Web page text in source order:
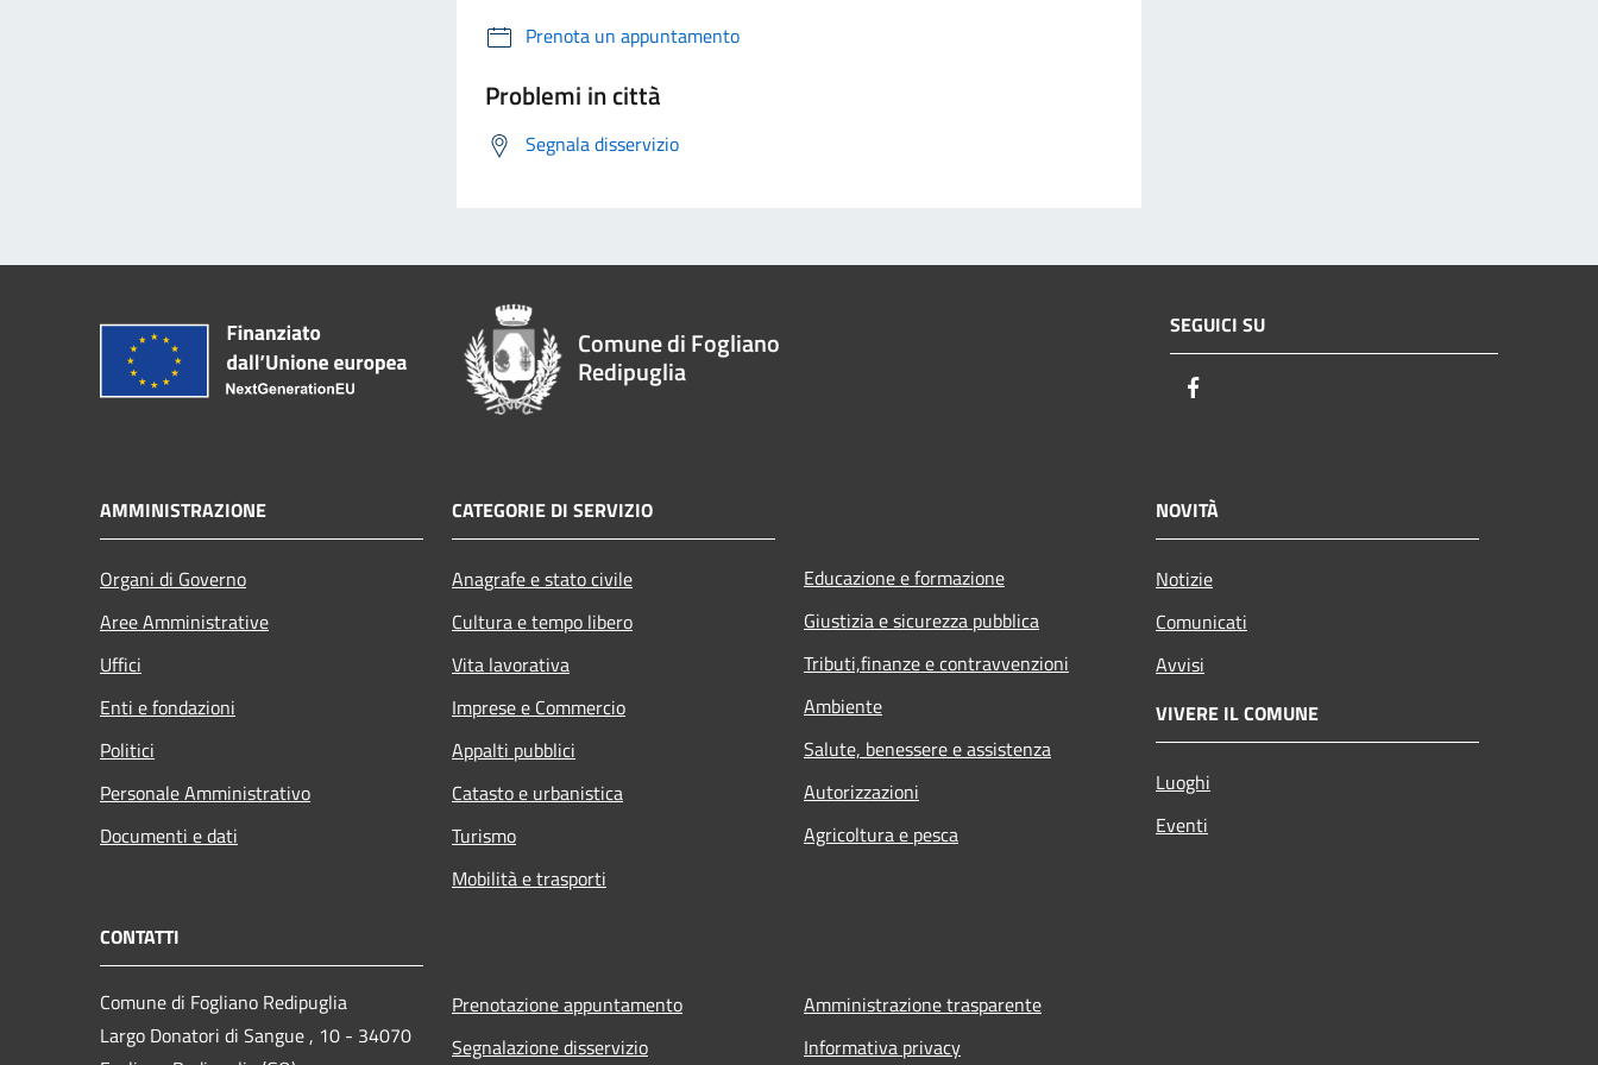
Prenota un appuntamento
Problemi in città
Segnala disservizio
Comune di Fogliano
Redipuglia
SEGUICI SU
AMMINISTRAZIONE
Organi di Governo
Aree Amministrative
Uffici
Enti e fondazioni
Politici
Personale Amministrativo
Documenti e dati
CATEGORIE DI SERVIZIO
Anagrafe e stato civile
Cultura e tempo libero
Vita lavorativa
Imprese e Commercio
Appalti pubblici
Catasto e urbanistica
Turismo
Mobilità e trasporti
Educazione e formazione
Giustizia e sicurezza pubblica
Tributi,finanze e contravvenzioni
Ambiente
Salute, benessere e assistenza
Autorizzazioni
Agricoltura e pesca
NOVITÀ
Notizie
Comunicati
Avvisi
VIVERE IL COMUNE
Luoghi
Eventi
CONTATTI
Comune di Fogliano Redipuglia
Largo Donatori di Sangue , 10 - 34070
Prenotazione appuntamento
Segnalazione disservizio
Amministrazione trasparente
Informativa privacy